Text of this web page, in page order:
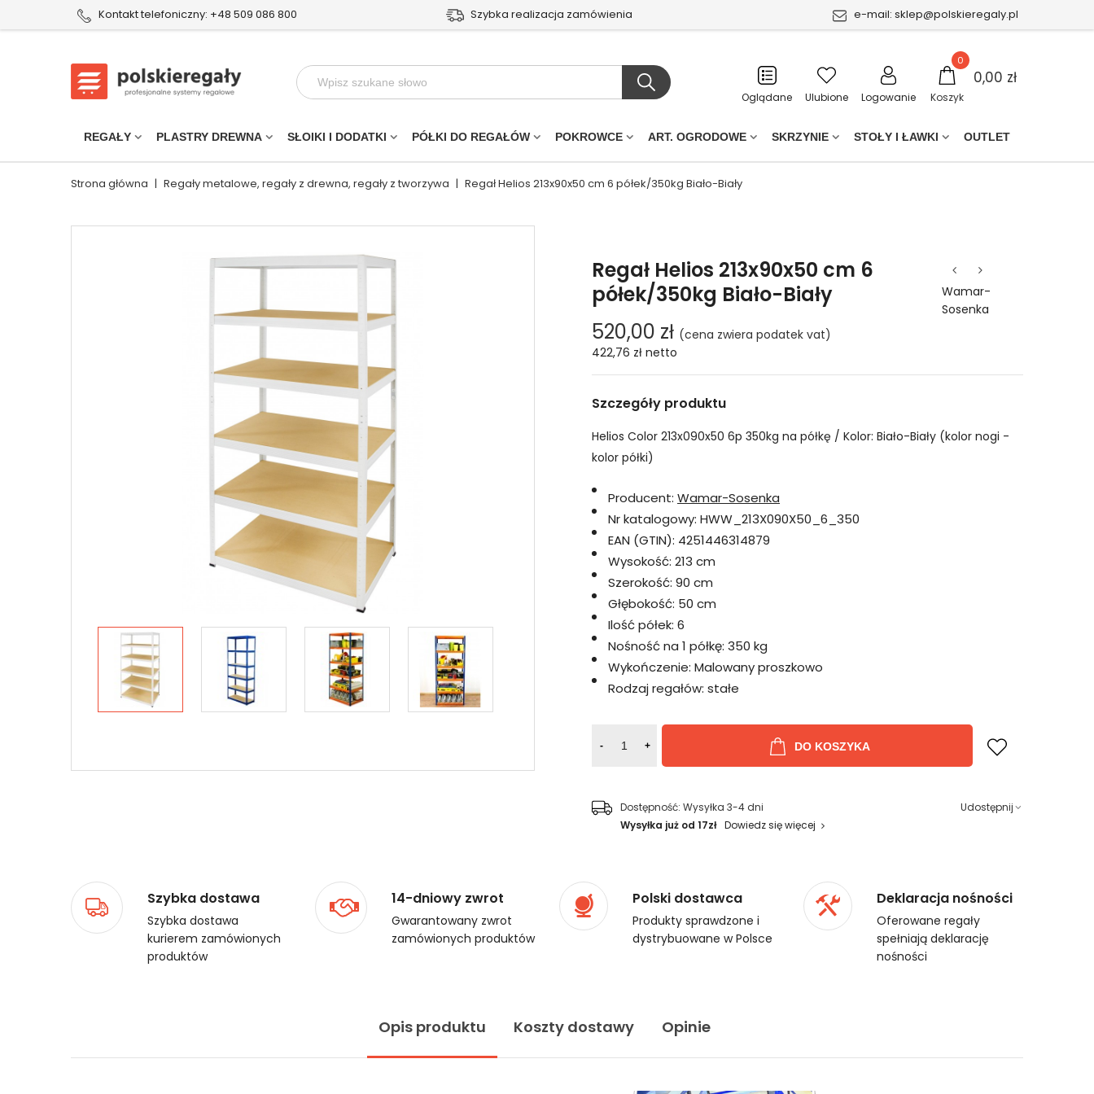
Kontakt telefoniczny: +48 509 086 800 Szybka realizacja zamówienia e-mail: sklep@polskieregaly.pl
Oglądane Ulubione Logowanie Koszyk
0
0,00 zł
REGAŁY PLASTRY DREWNA SŁOIKI I DODATKI PÓŁKI DO REGAŁÓW POKROWCE ART. OGRODOWE SKRZYNIE STOŁY I ŁAWKI OUTLET
Strona główna | Regały metalowe, regały z drewna, regały z tworzywa | Regał Helios 213x90x50 cm 6 półek/350kg Biało-Biały
Regał Helios 213x90x50 cm 6
półek/350kg Biało-Biały
Wamar-
Sosenka
520,00 zł (cena zwiera podatek vat)
422,76 zł netto
Szczegóły produktu
Helios Color 213x090x50 6p 350kg na półkę / Kolor: Biało-Biały (kolor nogi -
kolor półki)
Producent: Wamar-Sosenka
Nr katalogowy: HWW_213X090X50_6_350
EAN (GTIN): 4251446314879
Wysokość: 213 cm
Szerokość: 90 cm
Głębokość: 50 cm
Ilość półek: 6
Nośność na 1 półkę: 350 kg
Wykończenie: Malowany proszkowo
Rodzaj regałów: stałe
- + DO KOSZYKA
Dostępność: Wysyłka 3-4 dni
Wysyłka już od 17zł Dowiedz się więcej
Udostępnij
Szybka dostawa
Szybka dostawa
kurierem zamówionych
produktów
14-dniowy zwrot
Gwarantowany zwrot
zamówionych produktów
Polski dostawca
Produkty sprawdzone i
dystrybuowane w Polsce
Deklaracja nośności
Oferowane regały
spełniają deklarację
nośności
Opis produktu Koszty dostawy Opinie